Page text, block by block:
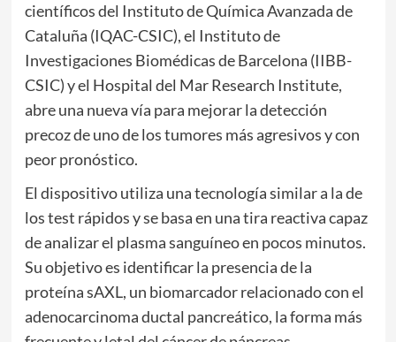
científicos del Instituto de Química Avanzada de
Cataluña (IQAC-CSIC), el Instituto de
Investigaciones Biomédicas de Barcelona (IIBB-
CSIC) y el Hospital del Mar Research Institute,
abre una nueva vía para mejorar la detección
precoz de uno de los tumores más agresivos y con
peor pronóstico.
El dispositivo utiliza una tecnología similar a la de
los test rápidos y se basa en una tira reactiva capaz
de analizar el plasma sanguíneo en pocos minutos.
Su objetivo es identificar la presencia de la
proteína sAXL, un biomarcador relacionado con el
adenocarcinoma ductal pancreático, la forma más